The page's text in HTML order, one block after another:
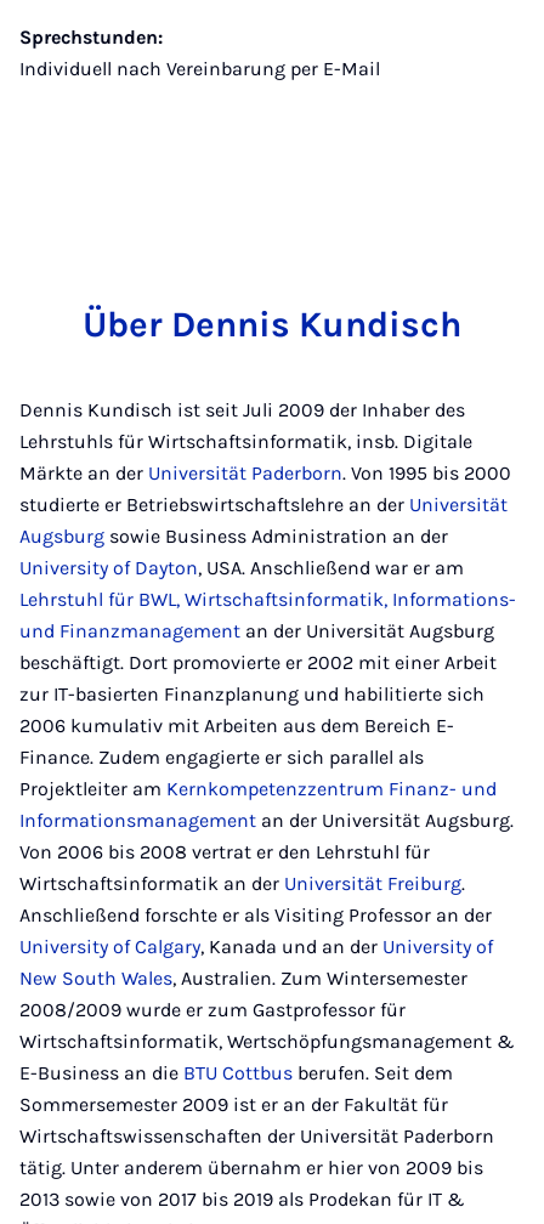
Sprechstunden:
Individuell nach Vereinbarung per E-Mail
Über Dennis Kundisch
Dennis Kundisch ist seit Juli 2009 der Inhaber des
Lehrstuhls für Wirtschaftsinformatik, insb. Digitale
Märkte an der Universität Paderborn. Von 1995 bis 2000
studierte er Betriebswirtschaftslehre an der Universität
Augsburg sowie Business Administration an der
University of Dayton, USA. Anschließend war er am
Lehrstuhl für BWL, Wirtschaftsinformatik, Informations-
und Finanzmanagement an der Universität Augsburg
beschäftigt. Dort promovierte er 2002 mit einer Arbeit
zur IT-basierten Finanzplanung und habilitierte sich
2006 kumulativ mit Arbeiten aus dem Bereich E-
Finance. Zudem engagierte er sich parallel als
Projektleiter am Kernkompetenzzentrum Finanz- und
Informationsmanagement an der Universität Augsburg.
Von 2006 bis 2008 vertrat er den Lehrstuhl für
Wirtschaftsinformatik an der Universität Freiburg.
Anschließend forschte er als Visiting Professor an der
University of Calgary, Kanada und an der University of
New South Wales, Australien. Zum Wintersemester
2008/2009 wurde er zum Gastprofessor für
Wirtschaftsinformatik, Wertschöpfungsmanagement &
E-Business an die BTU Cottbus berufen. Seit dem
Sommersemester 2009 ist er an der Fakultät für
Wirtschaftswissenschaften der Universität Paderborn
tätig. Unter anderem übernahm er hier von 2009 bis
2013 sowie von 2017 bis 2019 als Prodekan für IT &